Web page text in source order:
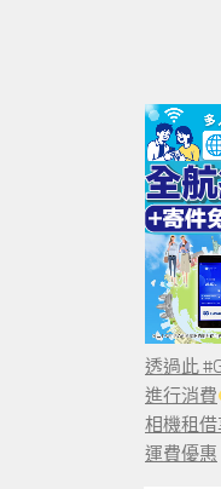
透過此
進行消費
相機租借
運費優惠